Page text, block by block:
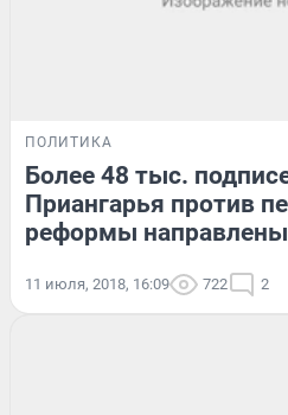
ПОЛИТИКА
Более 48 тыс.
Приангарья против
реформы
11 июля, 2018, 16:09 722 2